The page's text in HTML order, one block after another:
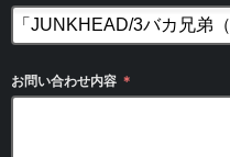
お問い合わせ内容 ＊